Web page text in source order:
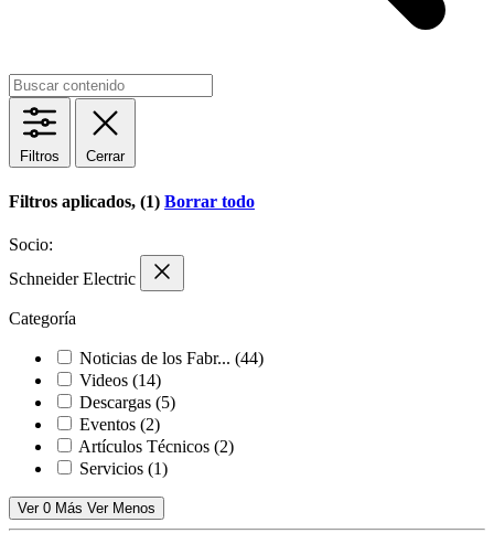
Filtros Cerrar
Filtros aplicados, (1) Borrar todo
Socio:
Schneider Electric
Categoría
Noticias de los Fabr... (44)
Videos (14)
Descargas (5)
Eventos (2)
Artículos Técnicos (2)
Servicios (1)
Ver 0 Más Ver Menos